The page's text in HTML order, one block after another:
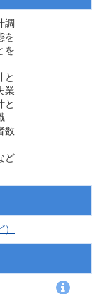
調
を
を
と
業
と
数
ど